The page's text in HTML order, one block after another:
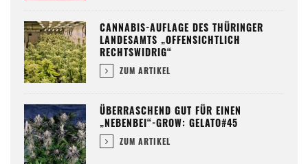
CANNABIS-AUFLAGE DES THÜRINGER
LANDESAMTS „OFFENSICHTLICH
RECHTSWIDRIG“
ZUM ARTIKEL
ÜBERRASCHEND GUT FÜR EINEN
„NEBENBEI“-GROW: GELATO#45
ZUM ARTIKEL